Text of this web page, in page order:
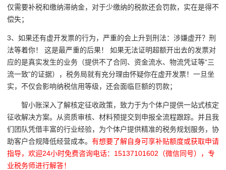
仅需要补税和缴纳滞纳金，对于少缴纳的税款还会罚款，实在是得不
偿失；
3、如果还有虚开发票的行为，严重的会上升到刑法：涉嫌虚开？刑
法等着你！ 这是最严重的后果！ 如果无法证明超额开出去的发票对
应的是真实发生的业务（提供不了合同、资金流水、物流凭证等“三
流一致”的证据），税务局就有充分理由怀疑你在虚开发票！一旦坐
实，不仅会影响纳税信用等级，还会面临巨额的罚款；
智小账深入了解核定征收政策，致力于为个体户提供一站式核定
征收解决方案。从资质审核、材料预提交到申报全流程跟踪。并且我
们团队凭借丰富的行业经验，为个体户提供精准的税务规划服务，协
助客户合规降低经营成本。 有想要了解自身可享补贴额度或获取申请
指导，欢迎24小时免费咨询电话：15137101602（微信同号），专
业税务师进行解答！